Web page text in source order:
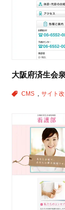
大阪府済生会
CMS サイト